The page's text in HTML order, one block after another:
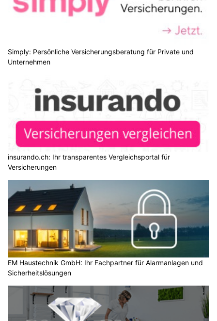
Simply: Persönliche Versicherungsberatung für Private und
Unternehmen
insurando.ch: Ihr transparentes Vergleichsportal für
Versicherungen
EM Haustechnik GmbH: Ihr Fachpartner für Alarmanlagen und
Sicherheitslösungen